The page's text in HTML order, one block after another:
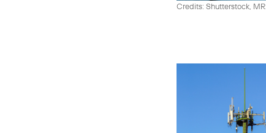
Credits: Shutterstock,